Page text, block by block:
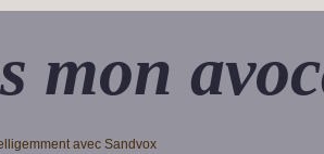
mon
avec Sandvox